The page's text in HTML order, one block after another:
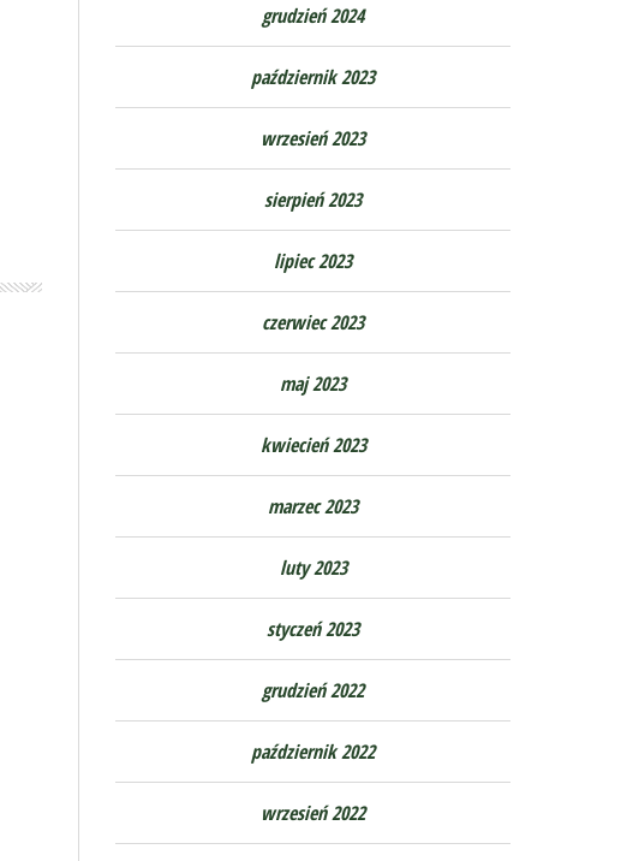
grudzień 2024
październik 2023
wrzesień 2023
sierpień 2023
lipiec 2023
czerwiec 2023
maj 2023
kwiecień 2023
marzec 2023
luty 2023
styczeń 2023
grudzień 2022
październik 2022
wrzesień 2022